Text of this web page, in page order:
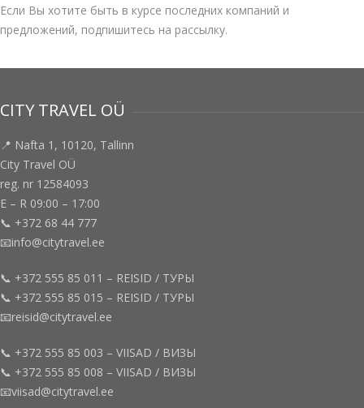
Если Вы хотите быть в курсе последних компаний и
предложений, подпишитесь на рассылку.
CITY TRAVEL OÜ
📍 Nafta 1, 10120, Tallinn
City Travel OÜ
reg. nr 12584093
E – R 09:00 – 17:00
📞 +372 68 44 777
📧info@citytravel.ee
📞 +372 555 85 011 – REISID / ТУРЫ
📞 +372 555 85 015 – REISID / ТУРЫ
📧reisid@citytravel.ee
📞 +372 555 85 003 – VIISAD / ВИЗЫ
📞 +372 555 85 008 – VIISAD / ВИЗЫ
📧viisad@citytravel.ee